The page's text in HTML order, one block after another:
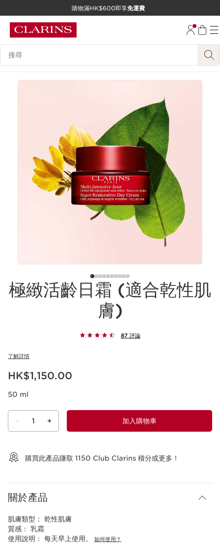
跳至內容
購物滿HK$600即享免運費
搜尋內容說明
極緻活齡日霜 (適合乾性肌
膚)
87 評論
了解詳情
現在價格HK$1,150.00
HK$1,150.00
50 ml
- 1 + 加入購物車
購買此產品賺取 1150 Club Clarins 積分或更多！
關於產品
肌膚類型： 乾性肌膚
質感： 乳霜
使用說明： 每天早上使用。 如何使用？